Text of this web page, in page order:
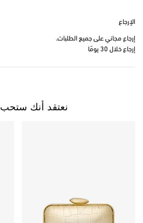
الإرجاع
إرجاع مجاني على جميع الطلبات.
إرجاع خلال 30 يومًا
نعتقد أنك ستحب